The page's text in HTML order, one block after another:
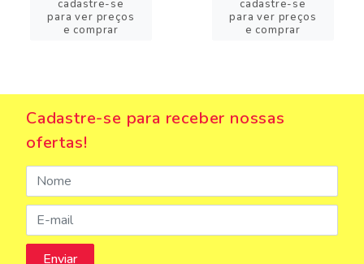
cadastre-se
para ver preços
e comprar
cadastre-se
para ver preços
e comprar
Cadastre-se para receber nossas
ofertas!